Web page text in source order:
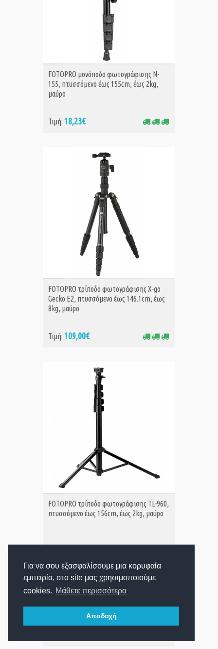
Για να σου εξασφαλίσουμε μια κορυφαία
εμπειρία, στο site μας χρησιμοποιούμε
cookies. Μάθετε περισσότερα
Αποδοχή
ΑΓΟΡΑ
FOTOPRO μονόποδο φωτογράφισης N-
155, πτυσσόμενο έως 155cm, έως 2kg,
μαύρο
Τιμή: 18,23€
ΑΓΟΡΑ
FOTOPRO τρίποδο φωτογράφισης X-go
Gecko E2, πτυσσόμενο έως 146.1cm, έως
8kg, μαύρο
Τιμή: 109,00€
ΑΓΟΡΑ
FOTOPRO τρίποδο φωτογράφισης TL-960,
πτυσσόμενο έως 156cm, έως 2kg, μαύρο
Προβολή:
2 3